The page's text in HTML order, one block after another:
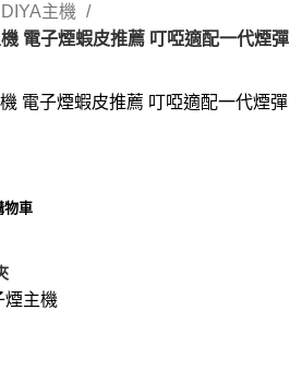
DIYA主機
電子煙蝦皮推薦 叮啞適配一代煙彈
電子煙蝦皮推薦 叮啞適配一代煙彈
物車
煙主機